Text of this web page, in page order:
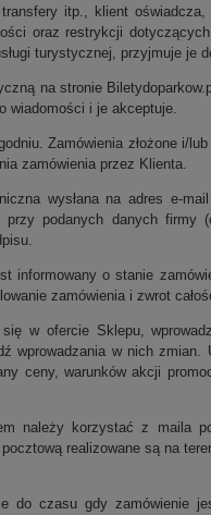
itp., klient
oraz restrykcji
turystycznej, przyjmuje je
na stronie
wiadomości i je akceptuje.
Zamówienia złożone i/
zamówienia przez Klienta.
wysłana na adres e-
przy podanych danych firmy
informowany o stanie
zamówienia i zwrot
w ofercie Sklepu,
wprowadzania w nich zmian.
ceny, warunków akcji
należy korzystać z maila
realizowane są na
do czasu gdy zamówienie